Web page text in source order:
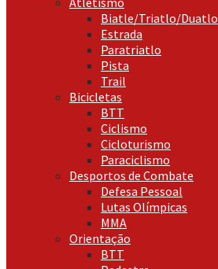
Biatle/Triatlo/Duatlo
Estrada
Paratriatlo
Pista
Trail
Bicicletas
BTT
Ciclismo
Cicloturismo
Paraciclismo
Desportos de Combate
Defesa Pessoal
Lutas Olímpicas
MMA
Orientação
BTT